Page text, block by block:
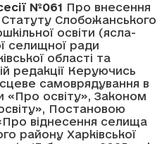
№061 Про внесення
Слобожанського
освіти (ясла-
селищної ради
області та
редакції Керуючись
самоврядування в
«Про освіту», Законом
Постановою
віднесення селища
району Харківської